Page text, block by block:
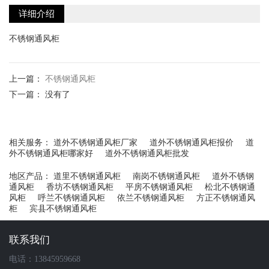
详细介绍
不锈钢通风柜
上一篇： 不锈钢通风柜
下一篇： 没有了
相关服务： 道外不锈钢通风柜厂家 道外不锈钢通风柜报价
道
外不锈钢通风柜哪家好
道外不锈钢通风柜批发
地区产品： 道里不锈钢通风柜 南岗不锈钢通风柜
道外不锈钢
通风柜
香坊不锈钢通风柜 平房不锈钢通风柜
松北不锈钢通
风柜
呼兰不锈钢通风柜 依兰不锈钢通风柜
方正不锈钢通风
柜
宾县不锈钢通风柜
联系我们
电话：13845959668